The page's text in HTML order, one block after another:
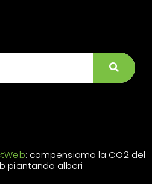
: compensiamo la CO2 del
piantando alberi